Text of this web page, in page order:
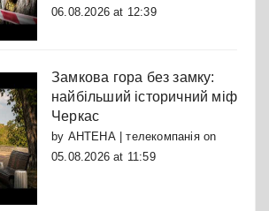
06.08.2026 at 12:39
Замкова гора без замку:
найбільший історичний міф
Черкас
by АНТЕНА | телекомпаніяon
05.08.2026 at 11:59